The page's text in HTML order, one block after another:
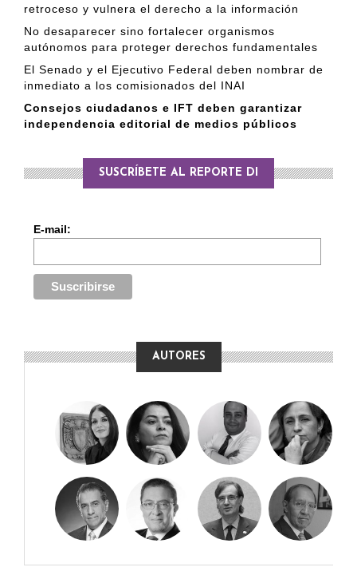
retroceso y vulnera el derecho a la información
No desaparecer sino fortalecer organismos
autónomos para proteger derechos fundamentales
El Senado y el Ejecutivo Federal deben nombrar de
inmediato a los comisionados del INAI
Consejos ciudadanos e IFT deben garantizar
independencia editorial de medios públicos
SUSCRÍBETE AL REPORTE DI
E-mail:
AUTORES